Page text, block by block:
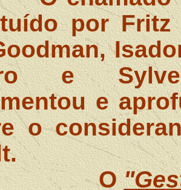
por Fritz
e
e
o
O